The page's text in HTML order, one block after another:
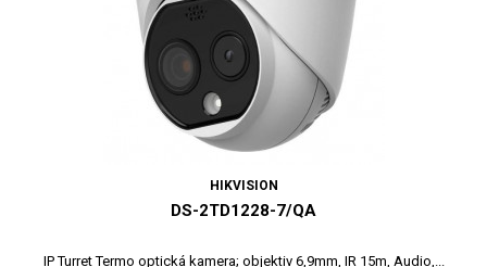
HIKVISION
DS-2TD1228-7/QA
IP Turret Termo optická kamera; objektiv 6,9mm, IR 15m, Audio,...